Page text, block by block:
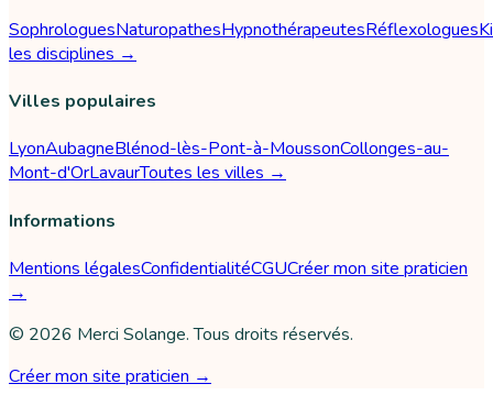
SophrologuesNaturopathesHypnothérapeutesRéflexologues
les disciplines →
Villes populaires
LyonAubagneBlénod-lès-Pont-à-MoussonCollonges-au-
Mont-d'OrLavaurToutes les villes →
Informations
Mentions légalesConfidentialitéCGUCréer mon site praticien
→
© 2026 Merci Solange. Tous droits réservés.
Créer mon site praticien →